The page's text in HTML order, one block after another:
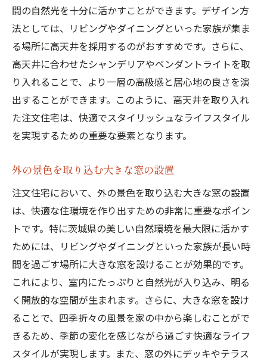
間の自然光を十分に活かすことができます。デザイン方
法としては、リビングやダイニングといった家族が集ま
る場所に高天井を採用するのがおすすめです。さらに、
高天井に合わせたシャンデリアやペンダントライトを取
り入れることで、より一層の高級感と居心地の良さを演
出することができます。このように、高天井を取り入れ
た注文住宅は、快適でスタイリッシュなライフスタイル
を実現するための重要な要素となります。
外の景色を取り込む大きな窓の設置
注文住宅において、外の景色を取り込む大きな窓の設置
は、快適な住環境を作り出すための非常に重要なポイン
トです。特に茨城県の美しい自然環境を最大限に活かす
ためには、リビングやダイニングといった家族が長い時
間を過ごす場所に大きな窓を設けることが効果的です。
これにより、室内にたっぷりと自然光が入り込み、明る
く開放的な空間が生まれます。さらに、大きな窓を設け
ることで、四季折々の風景を家の中から楽しむことがで
きるため、季節の変化を感じながら過ごす快適なライフ
スタイルが実現します。また、窓の外にデッキやテラス